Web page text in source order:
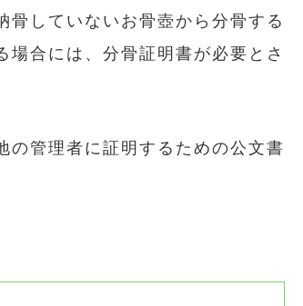
骨していないお骨壺から分骨する
合には、分骨証明書が必要とさ
の管理者に証明するための公文書